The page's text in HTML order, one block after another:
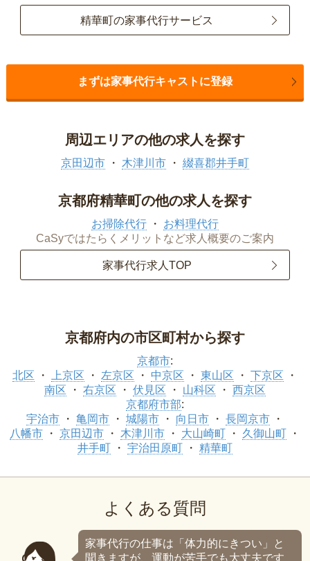
精華町の家事代行サービス
まずは家事代行キャストに登録
周辺エリアの他の求人を探す
京田辺市 木津川市 綴喜郡井手町
京都府精華町の他の求人を探す
お掃除代行
お料理代行
CaSyではたらくメリットなど求人概要のご案内
家事代行求人TOP
京都府内の市区町村から探す
京都市:
北区
上京区 左京区 中京区 東山区
下京区
南区
右京区 伏見区 山科区
西京区
京都府市部:
宇治市
亀岡市 城陽市 向日市
長岡京市
八幡市
京田辺市 木津川市 大山崎町
久御山町
井手町
宇治田原町 精華町
よくある質問
家事代行の仕事は「体力的にきつい」と
聞きますが、運動が苦手でも大丈夫です